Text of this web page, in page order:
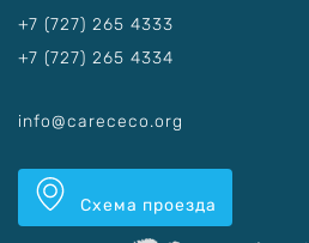
+7 (727) 265 4333
+7 (727) 265 4334
info@carececo.org
Схема проезда